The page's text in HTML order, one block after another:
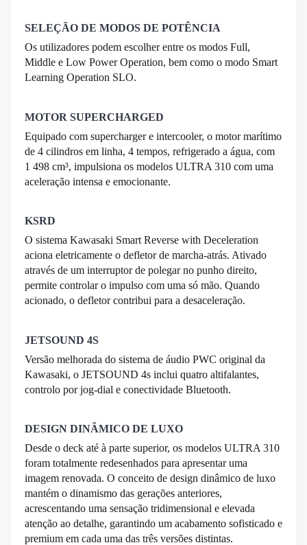
SELEÇÃO DE MODOS DE POTÊNCIA
Os utilizadores podem escolher entre os modos Full,
Middle e Low Power Operation, bem como o modo Smart
Learning Operation SLO.
MOTOR SUPERCHARGED
Equipado com supercharger e intercooler, o motor marítimo
de 4 cilindros em linha, 4 tempos, refrigerado a água, com
1 498 cm³, impulsiona os modelos ULTRA 310 com uma
aceleração intensa e emocionante.
KSRD
O sistema Kawasaki Smart Reverse with Deceleration
aciona eletricamente o defletor de marcha-atrás. Ativado
através de um interruptor de polegar no punho direito,
permite controlar o impulso com uma só mão. Quando
acionado, o defletor contribui para a desaceleração.
JETSOUND 4S
Versão melhorada do sistema de áudio PWC original da
Kawasaki, o JETSOUND 4s inclui quatro altifalantes,
controlo por jog-dial e conectividade Bluetooth.
DESIGN DINÂMICO DE LUXO
Desde o deck até à parte superior, os modelos ULTRA 310
foram totalmente redesenhados para apresentar uma
imagem renovada. O conceito de design dinâmico de luxo
mantém o dinamismo das gerações anteriores,
acrescentando uma sensação tridimensional e elevada
atenção ao detalhe, garantindo um acabamento sofisticado e
premium em cada uma das três versões distintas.